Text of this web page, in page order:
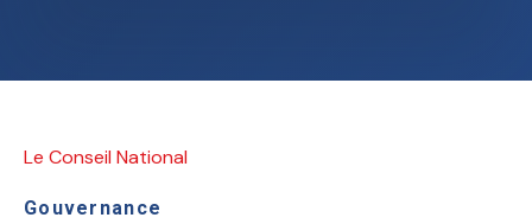
Le Conseil National
Gouvernance